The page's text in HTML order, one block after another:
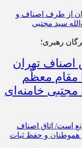
رهبری؛
اصناف تهران
مقام معظّم
خامنه‌ای